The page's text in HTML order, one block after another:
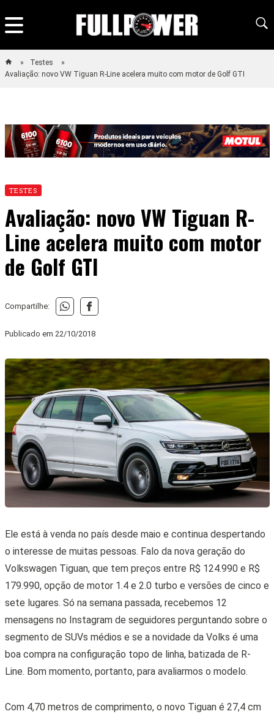
Testes
Avaliação: novo VW Tiguan R-Line acelera muito com motor de Golf GTI
TESTES
Avaliação: novo VW Tiguan R-
Line acelera muito com motor
de Golf GTI
Compartilhe:
Publicado em 22/10/2018
Ele está à venda no país desde maio e continua despertando
o interesse de muitas pessoas. Falo da nova geração do
Volkswagen Tiguan, que tem preços entre R$ 124.990 e R$
179.990, opção de motor 1.4 e 2.0 turbo e versões de cinco e
sete lugares. Só na semana passada, recebemos 12
mensagens no Instagram de seguidores perguntando sobre o
segmento de SUVs médios e se a novidade da Volks é uma
boa compra na configuração topo de linha, batizada de R-
Line. Bom momento, portanto, para avaliarmos o modelo.
Com 4,70 metros de comprimento, o novo Tiguan é 27,4 cm